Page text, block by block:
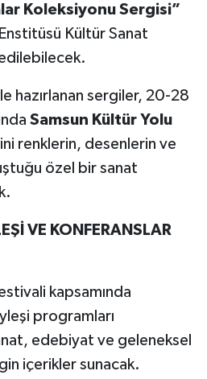
Koleksiyonu Sergisi”
Kültür Sanat
hazırlanan sergiler, 20-28
Samsun Kültür Yolu
renklerin, desenlerin ve
özel bir sanat
VE KONFERANSLAR
kapsamında
programları
edebiyat ve geleneksel
içerikler sunacak.